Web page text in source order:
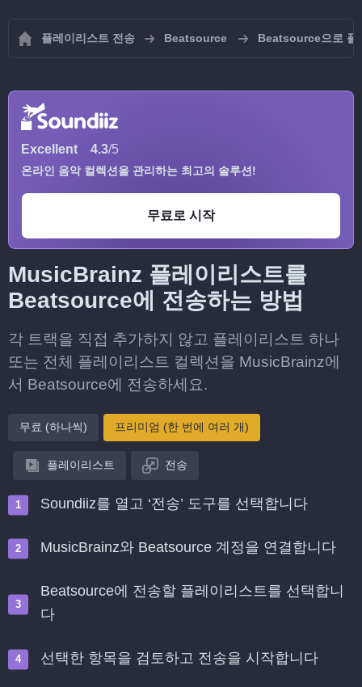
플레이리스트 전송 Beatsource Beatsource으로 플
Excellent 4.3/5
온라인 음악 컬렉션을 관리하는 최고의 솔루션!
무료로 시작
MusicBrainz 플레이리스트를
Beatsource에 전송하는 방법
각 트랙을 직접 추가하지 않고 플레이리스트 하나
또는 전체 플레이리스트 컬렉션을 MusicBrainz에
서 Beatsource에 전송하세요.
무료 (하나씩) 프리미엄 (한 번에 여러 개)
플레이리스트 전송
Soundiiz를 열고 ‘전송’ 도구를 선택합니다
MusicBrainz와 Beatsource 계정을 연결합니다
Beatsource에 전송할 플레이리스트를 선택합니
다
선택한 항목을 검토하고 전송을 시작합니다